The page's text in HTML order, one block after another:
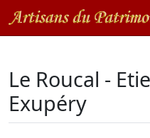
Le Roucal -
Exupéry